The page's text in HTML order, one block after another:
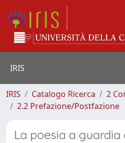
IRIS
IRIS Catalogo Ricerca
2
2.2 Prefazione/Postfazione
La poesia a guardia